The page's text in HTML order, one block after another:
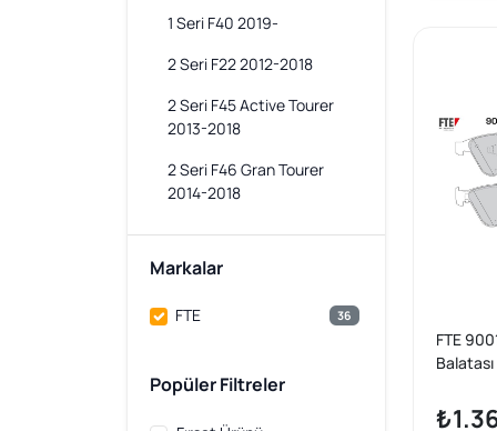
1 Seri F40 2019-
2 Seri F22 2012-2018
2 Seri F45 Active Tourer
2013-2018
2 Seri F46 Gran Tourer
2014-2018
3 Seri E30 1988-1991
3 Seri E36 1991-1998
3 Seri E46 1997-2006
3 Seri E92 2005-2013
Markalar
FTE 36
Popüler Filtreler
FTE